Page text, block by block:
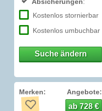
Kostenlos stornierbar
Kostenlos umbuchbar
Suche ändern
Merken: Angebote:
ab 728 €